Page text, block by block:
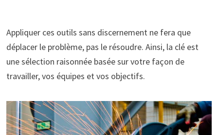
Appliquer ces outils sans discernement ne fera que
déplacer le problème, pas le résoudre. Ainsi, la clé est
une sélection raisonnée basée sur votre façon de
travailler, vos équipes et vos objectifs.